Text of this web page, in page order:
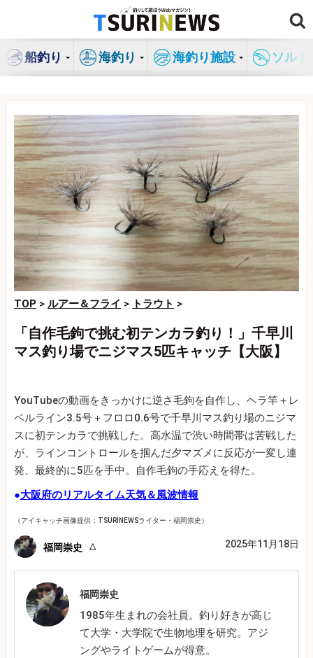
ン
船釣り 海釣り 海釣り施設 ソル
TOP > ルアー＆フライ > トラウト >
「自作毛鉤で挑む初テンカラ釣り！」千早川
マス釣り場でニジマス5匹キャッチ【大阪】
YouTubeの動画をきっかけに逆さ毛鉤を自作し、ヘラ竿＋レ
ベルライン3.5号＋フロロ0.6号で千早川マス釣り場のニジマ
スに初テンカラで挑戦した。高水温で渋い時間帯は苦戦した
が、ラインコントロールを掴んだ夕マズメに反応が一変し連
発、最終的に5匹を手中。自作毛鉤の手応えを得た。
●大阪府のリアルタイム天気＆風波情報
（アイキャッチ画像提供：TSURINEWSライター・福岡崇史）
福岡崇史 2025年11月18日
福岡崇史
1985年生まれの会社員。釣り好きが高じ
て大学・大学院で生物地理を研究。アジ
ングやライトゲームが得意。